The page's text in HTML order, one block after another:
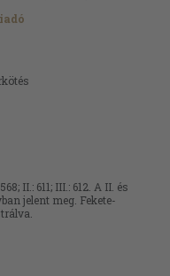
II.: 611; III.: 612. A II. és
jelent meg. Fekete-